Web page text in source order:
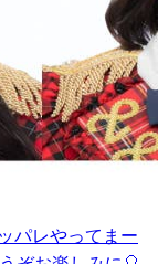
パレやってまー